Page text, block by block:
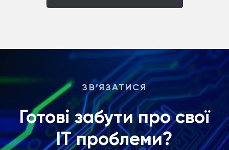
ЗВ’ЯЗАТИСЯ
Готові забути про свої
ІТ проблеми?